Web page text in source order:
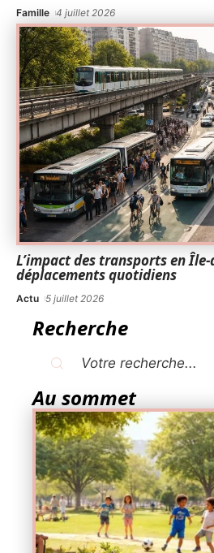
Famille 4 juillet 2026
L’impact des transports en
déplacements quotidiens
Actu 5 juillet 2026
Recherche
Au sommet